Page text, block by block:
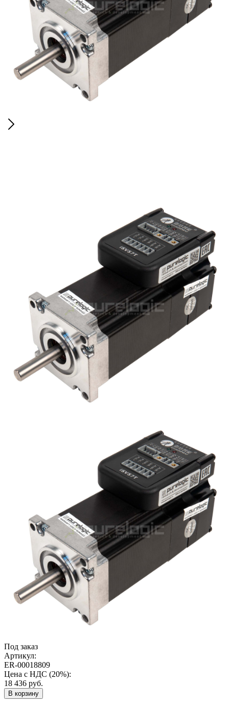
Под заказ
Артикул:
ER-00018809
Цена с НДС (20%):
18 436 руб.
В корзину